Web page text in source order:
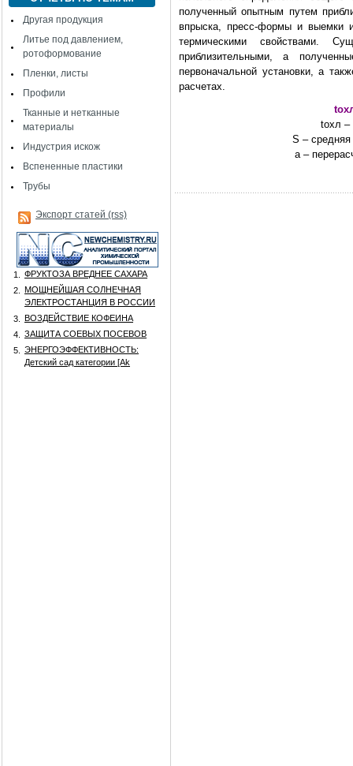
Другая продукция
Литье под давлением,
ротоформование
Пленки, листы
Профили
Тканные и нетканные
материалы
Индустрия искож
Вспененные пластики
Трубы
Экспорт статей (rss)
1.
ФРУКТОЗА ВРЕДНЕЕ САХАРА
2.
МОЩНЕЙШАЯ СОЛНЕЧНАЯ
ЭЛЕКТРОСТАНЦИЯ В РОССИИ
3.
ВОЗДЕЙСТВИЕ КОФЕИНА
4.
ЗАЩИТА СОЕВЫХ ПОСЕВОВ
5.
ЭНЕРГОЭФФЕКТИВНОСТЬ:
Детский сад категории [Аk
полученный опытным путем
впрыска, пресс-формы и выемки
термическими свойствами.
приблизительными, а
первоначальной установки, а
расчетах.
tохл –
S –
а –